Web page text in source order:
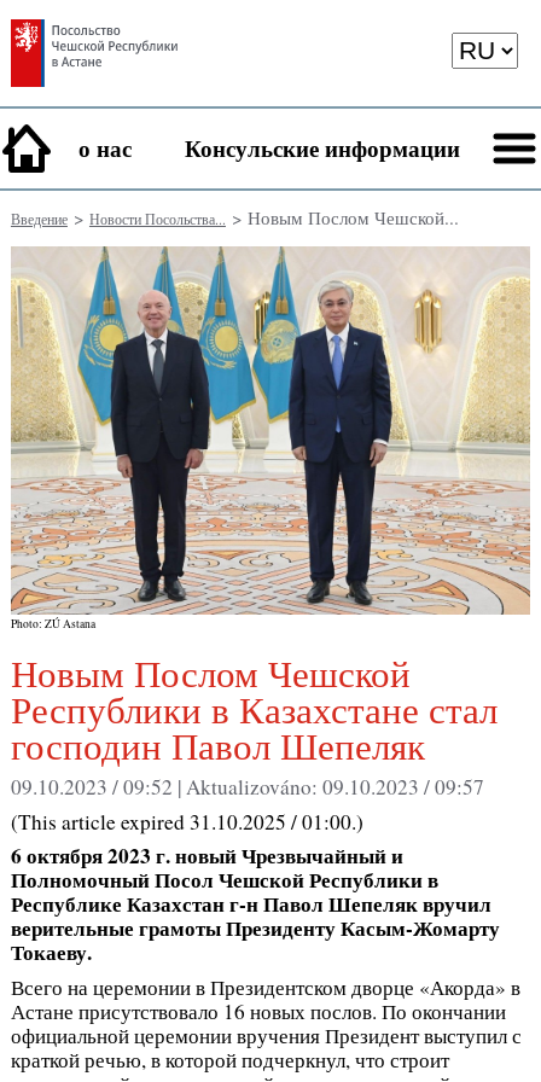
о нас Консульские информации
Введение> Новости Посольства... > Новым Послом Чешской...
Photo: ZÚ Astana
Новым Послом Чешской
Республики в Казахстане стал
господин Павол Шепеляк
09.10.2023 / 09:52 |Aktualizováno: 09.10.2023 / 09:57
(This article expired 31.10.2025 / 01:00.)
6 октября 2023 г. новый Чрезвычайный и
Полномочный Посол Чешской Республики в
Республике Казахстан г-н Павол Шепеляк вручил
верительные грамоты Президенту Касым-Жомарту
Токаеву.
Всего на церемонии в Президентском дворце «Акорда» в
Астане присутствовало 16 новых послов. По окончании
официальной церемонии вручения Президент выступил с
краткой речью, в которой подчеркнул, что строит